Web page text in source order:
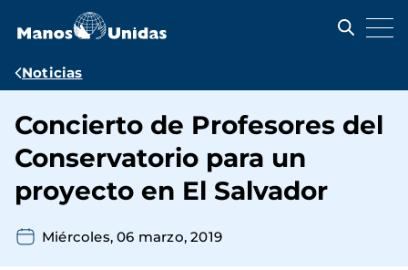
contenido
Ruta
navegación
Noticias
Concierto de Profesores del
Conservatorio para un
proyecto en El Salvador
Miércoles, 06 marzo, 2019